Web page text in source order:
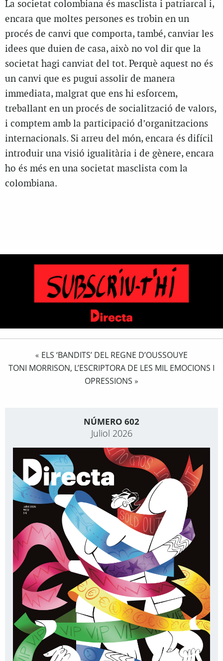
La societat colombiana és masclista i patriarcal i,
encara que moltes persones es trobin en un
procés de canvi que comporta, també, canviar les
idees que duien de casa, això no vol dir que la
societat hagi canviat del tot. Perquè aquest no és
un canvi que es pugui assolir de manera
immediata, malgrat que ens hi esforcem,
treballant en un procés de socialització de valors,
i comptem amb la participació d’organitzacions
internacionals. Si arreu del món, encara és difícil
introduir una visió igualitària i de gènere, encara
ho és més en una societat masclista com la
colombiana.
« ELS ‘BANDITS’ DEL REGNE D’OUSSOUYE
TONI MORRISON, L’ESCRIPTORA DE LES MIL EMOCIONS I
OPRESSIONS »
NÚMERO 602
Juliol 2026